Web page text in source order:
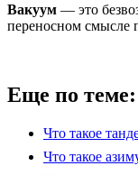
Вакуум — это
переносном смысле
Еще по теме:
Что такое
Что такое